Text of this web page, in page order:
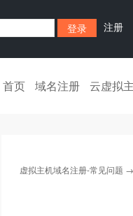
注册
首页 域名注册 云虚拟
虚拟主机域名注册-常见问题